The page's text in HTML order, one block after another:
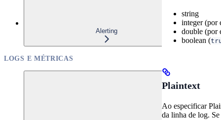
Alerting
LOGS E MÉTRICAS
string
integer (por
double (por
boolean (
Plaintext
Ao especificar
da linha de log.